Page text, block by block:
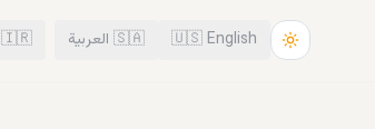
🇺🇸 English
🇸🇦 العربية 🇮🇷